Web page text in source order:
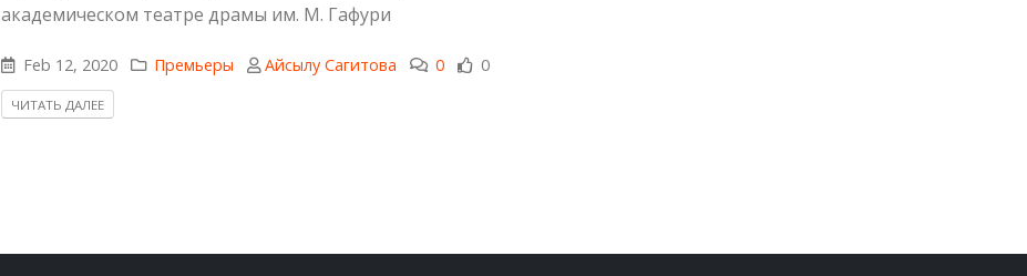
академическом театре драмы им. М. Гафури
Feb 12, 2020 Премьеры Айсылу Сагитова 0 0
ЧИТАТЬ ДАЛЕЕ